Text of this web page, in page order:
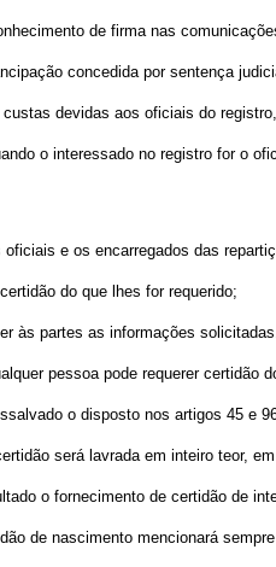
de firma nas
concedida por sentença
devidas aos oficiais do
o interessado no registro for o
e os encarregados das
do que lhes for requerido;
às partes as informações solicitadas.
pessoa pode requerer certidão
o disposto nos artigos 45 e
será lavrada em inteiro teor,
o fornecimento de certidão de
de nascimento mencionará